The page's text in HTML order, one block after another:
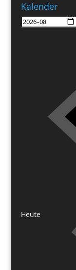
Kalender
Heute